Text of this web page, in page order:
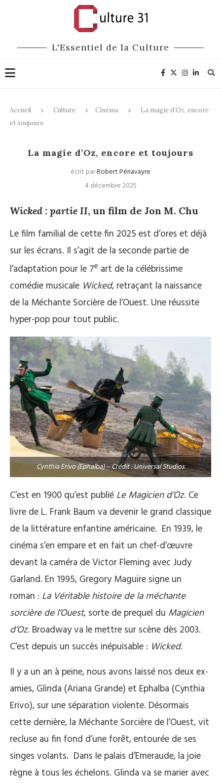
L'Essentiel de la Culture
Accueil Culture Cinéma
La magie d’Oz, encore
et toujours
La magie d’Oz, encore et toujours
écrit parRobert Pénavayre
4 décembre 2025
Wicked : partie II, un film de Jon M. Chu
Le film familial de cette fin 2025 est d’ores et déjà
sur les écrans. Il s’agit de la seconde partie de
l’adaptation pour le 7e art de la célébrissime
comédie musicale Wicked, retraçant la naissance
de la Méchante Sorcière de l’Ouest. Une réussite
hyper-pop pour tout public.
Cynthia Erivo (Ephalba) – Crédit : Universal Studios
C’est en 1900 qu’est publié Le Magicien d’Oz. Ce
livre de L. Frank Baum va devenir le grand classique
de la littérature enfantine américaine. En 1939, le
cinéma s’en empare et en fait un chef-d’œuvre
devant la caméra de Victor Fleming avec Judy
Garland. En 1995, Gregory Maguire signe un
roman : La Véritable histoire de la méchante
sorcière de l’Ouest, sorte de prequel du Magicien
d’Oz. Broadway va le mettre sur scène dès 2003.
C’est depuis un succès inépuisable : Wicked.
Il y a un an à peine, nous avons laissé nos deux ex-
amies, Glinda (Ariana Grande) et Ephalba (Cynthia
Erivo), sur une séparation violente. Désormais
cette dernière, la Méchante Sorcière de l’Ouest, vit
recluse au fin fond d’une forêt, entourée de ses
singes volants. Dans le palais d’Emeraude, la joie
règne à tous les échelons. Glinda va se marier avec